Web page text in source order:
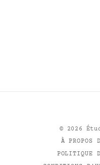
© 2026
À PROPOS
POLITIQUE